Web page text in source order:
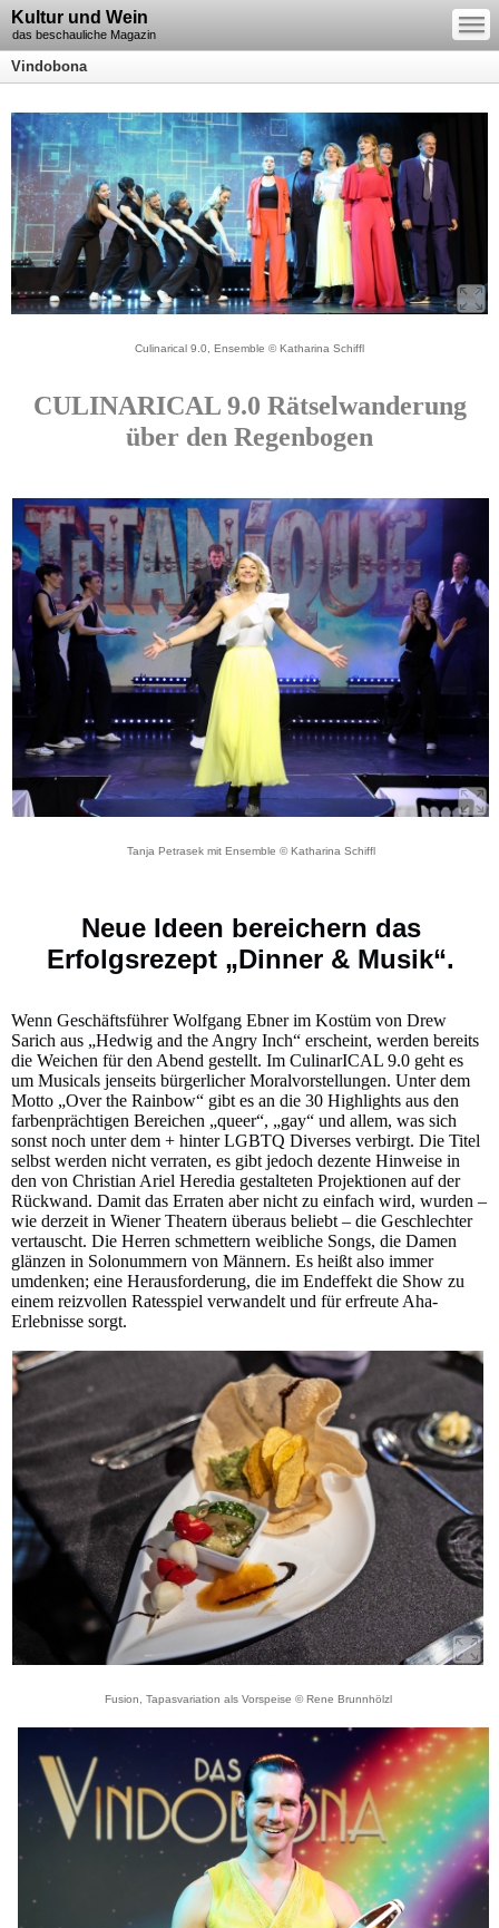
Kultur und Wein
das beschauliche Magazin
—
—
—
Vindobona
Culinarical 9.0, Ensemble © Katharina Schiffl
CULINARICAL 9.0 Rätselwanderung
über den Regenbogen
Tanja Petrasek mit Ensemble © Katharina Schiffl
Neue Ideen bereichern das
Erfolgsrezept „Dinner & Musik“.
Wenn Geschäftsführer Wolfgang Ebner im Kostüm von Drew
Sarich aus „Hedwig and the Angry Inch“ erscheint, werden bereits
die Weichen für den Abend gestellt. Im CulinarICAL 9.0 geht es
um Musicals jenseits bürgerlicher Moralvorstellungen. Unter dem
Motto „Over the Rainbow“ gibt es an die 30 Highlights aus den
farbenprächtigen Bereichen „queer“, „gay“ und allem, was sich
sonst noch unter dem + hinter LGBTQ Diverses verbirgt. Die Titel
selbst werden nicht verraten, es gibt jedoch dezente Hinweise in
den von Christian Ariel Heredia gestalteten Projektionen auf der
Rückwand. Damit das Erraten aber nicht zu einfach wird, wurden –
wie derzeit in Wiener Theatern überaus beliebt – die Geschlechter
vertauscht. Die Herren schmettern weibliche Songs, die Damen
glänzen in Solonummern von Männern. Es heißt also immer
umdenken; eine Herausforderung, die im Endeffekt die Show zu
einem reizvollen Ratesspiel verwandelt und für erfreute Aha-
Erlebnisse sorgt.
Fusion, Tapasvariation als Vorspeise © Rene Brunnhölzl